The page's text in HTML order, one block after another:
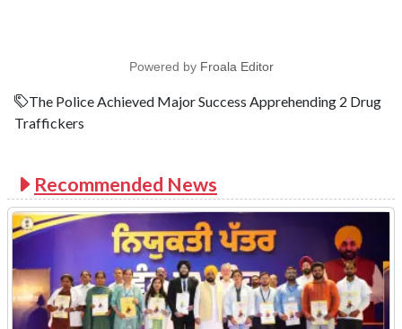
Powered by Froala Editor
The Police Achieved Major Success Apprehending 2 Drug
Traffickers
Recommended News